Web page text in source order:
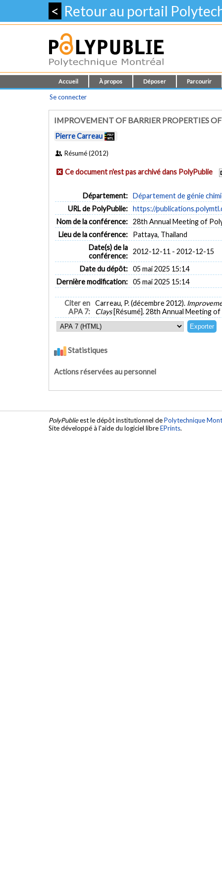
< Retour au portail
Accueil À propos Déposer Parcourir
Se connecter
IMPROVEMENT OF BARRIER PROPERTIES
Pierre Carreau
Résumé (2012)
Ce document n'est pas archivé dans PolyPublie
Département: Département de génie
URL de PolyPublie: https://
Nom de la conférence: 28th Annual Meeting of
Lieu de la conférence:
Pattaya, Thailand
Date(s) de la
conférence:
2012-12-11 - 2012-12-15
Date du dépôt: 05 mai 2025 15:14
Dernière modification: 05 mai 2025 15:14
Citer en
APA 7:
Carreau, P. (décembre 2012).
Clays [Résumé]. 28th Annual Meeting
Statistiques
Actions réservées au personnel
PolyPublieest le dépôt institutionnel dePolytechnique
Site développé à l'aide du logiciel libreEPrints.